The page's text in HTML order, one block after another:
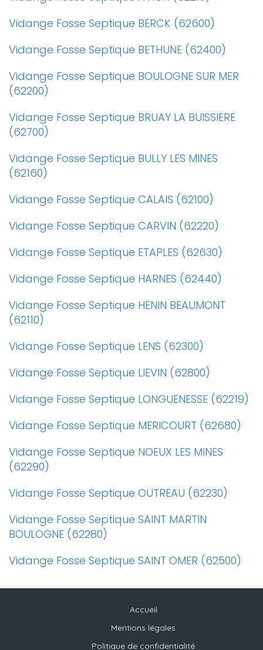
Vidange Fosse Septique BERCK (62600)
Vidange Fosse Septique BETHUNE (62400)
Vidange Fosse Septique BOULOGNE SUR MER
(62200)
Vidange Fosse Septique BRUAY LA BUISSIERE
(62700)
Vidange Fosse Septique BULLY LES MINES
(62160)
Vidange Fosse Septique CALAIS (62100)
Vidange Fosse Septique CARVIN (62220)
Vidange Fosse Septique ETAPLES (62630)
Vidange Fosse Septique HARNES (62440)
Vidange Fosse Septique HENIN BEAUMONT
(62110)
Vidange Fosse Septique LENS (62300)
Vidange Fosse Septique LIEVIN (62800)
Vidange Fosse Septique LONGUENESSE (62219)
Vidange Fosse Septique MERICOURT (62680)
Vidange Fosse Septique NOEUX LES MINES
(62290)
Vidange Fosse Septique OUTREAU (62230)
Vidange Fosse Septique SAINT MARTIN
BOULOGNE (62280)
Vidange Fosse Septique SAINT OMER (62500)
Accueil
Mentions légales
Politique de confidentialité